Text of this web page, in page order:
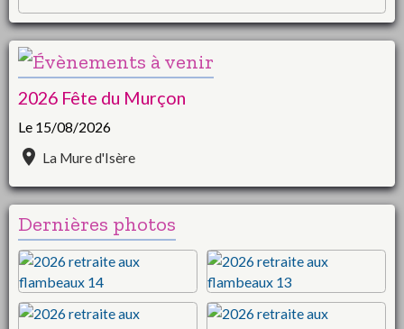
2026 Fête du Murçon
Le 15/08/2026
La Mure d'Isère
Dernières photos